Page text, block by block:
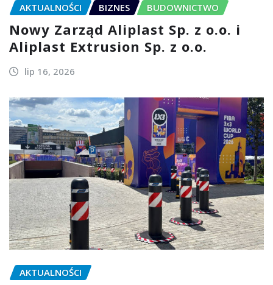
AKTUALNOŚCI BIZNES BUDOWNICTWO
Nowy Zarząd Aliplast Sp. z o.o. i
Aliplast Extrusion Sp. z o.o.
lip 16, 2026
AKTUALNOŚCI